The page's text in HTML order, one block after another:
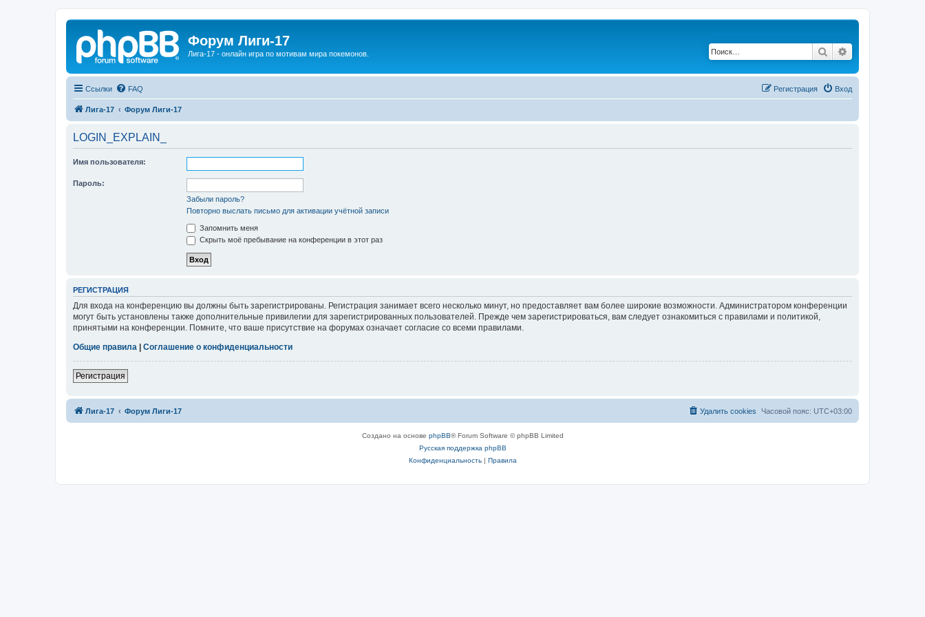
Форум Лиги-17
Лига-17 - онлайн игра по мотивам мира покемонов. Поиск
Ссылки FAQ Вход
Регистрация
Лига-17 Форум Лиги-17
LOGIN_EXPLAIN_
Имя пользователя:
Пароль:
Забыли пароль?
Повторно выслать письмо для активации учётной записи
Запомнить меня
Скрыть моё пребывание на конференции в этот раз
РЕГИСТРАЦИЯ
Для входа на конференцию вы должны быть зарегистрированы. Регистрация занимает всего несколько минут, но предоставляет вам более широкие возможности. Администратором конференции
могут быть установлены также дополнительные привилегии для зарегистрированных пользователей. Прежде чем зарегистрироваться, вам следует ознакомиться с правилами и политикой,
принятыми на конференции. Помните, что ваше присутствие на форумах означает согласие со всеми правилами.
Общие правила
Соглашение о конфиденциальности
Регистрация
Лига-17 Форум Лиги-17 Часовой пояс: UTC+03:00
Удалить cookies
Создано на основе phpBB® Forum Software © phpBB Limited
Русская поддержка phpBB
Конфиденциальность| Правила